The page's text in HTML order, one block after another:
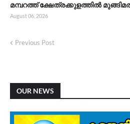
മമ്പറത്ത് ക്ഷേത്രക്കുളത്തിൽ
August 06, 2026
Previous Post
OUR NEWS